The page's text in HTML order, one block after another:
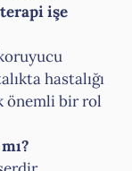
işe
hastalığı
önemli bir rol